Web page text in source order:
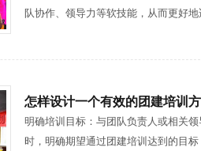
队协作、领导力等软技能，从而更好
怎样设计一个有效的团建培训
明确培训目标：与团队负责人或相关
时，明确期望通过团建培训达到的目